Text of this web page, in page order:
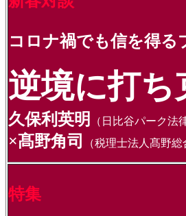
コロナ禍でも信を得る
逆境に打ち
久保利英明 （日比谷パーク
×髙野角司 （税理士法人髙野
特集